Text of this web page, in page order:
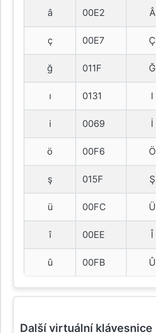
â 00E2 Â
ç 00E7 Ç
ğ 011F Ğ
ı 0131 I
i 0069 İ
ö 00F6 Ö
ş 015F Ş
ü 00FC Ü
î 00EE Î
û 00FB Û
Další virtuální klávesnice